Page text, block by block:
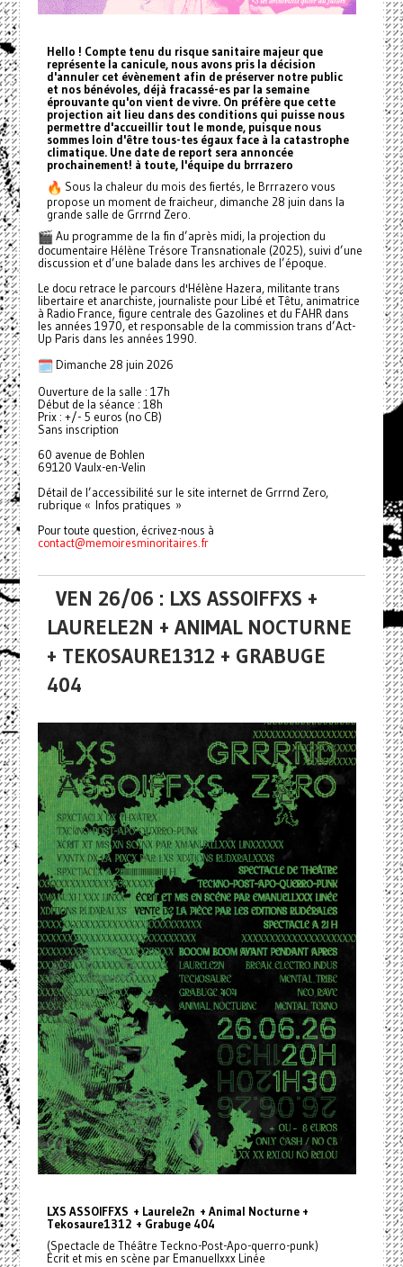
Hello ! Compte tenu du risque sanitaire majeur que
représente la canicule, nous avons pris la décision
d'annuler cet évènement afin de préserver notre public
et nos bénévoles, déjà fracassé-es par la semaine
éprouvante qu'on vient de vivre. On préfère que cette
projection ait lieu dans des conditions qui puisse nous
permettre d'accueillir tout le monde, puisque nous
sommes loin d'être tous-tes égaux face à la catastrophe
climatique. Une date de report sera annoncée
prochainement! à toute, l'équipe du brrrazero
Sous la chaleur du mois des fiertés, le Brrrazero vous
propose un moment de fraicheur, dimanche 28 juin dans la
grande salle de Grrrnd Zero.
Au programme de la fin d’après midi, la projection du
documentaire Hélène Trésore Transnationale (2025), suivi d’une
discussion et d’une balade dans les archives de l’époque.
Le docu retrace le parcours d'Hélène Hazera, militante trans
libertaire et anarchiste, journaliste pour Libé et Têtu, animatrice
à Radio France, figure centrale des Gazolines et du FAHR dans
les années 1970, et responsable de la commission trans d’Act-
Up Paris dans les années 1990.
Dimanche 28 juin 2026
Ouverture de la salle : 17h
Début de la séance : 18h
Prix : +/- 5 euros (no CB)
Sans inscription
60 avenue de Bohlen
69120 Vaulx-en-Velin
Détail de l’accessibilité sur le site internet de Grrrnd Zero,
rubrique « Infos pratiques »
Pour toute question, écrivez-nous à
contact@memoiresminoritaires.fr
VEN 26/06 : LXS ASSOIFFXS +
LAURELE2N + ANIMAL NOCTURNE
+ TEKOSAURE1312 + GRABUGE
404
LXS ASSOIFFXS + Laurele2n + Animal Nocturne +
Tekosaure1312 + Grabuge 404
(Spectacle de Théâtre Teckno-Post-Apo-querro-punk)
Écrit et mis en scène par Emanuellxxx Linée